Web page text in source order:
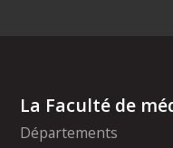
La Faculté de
Départements